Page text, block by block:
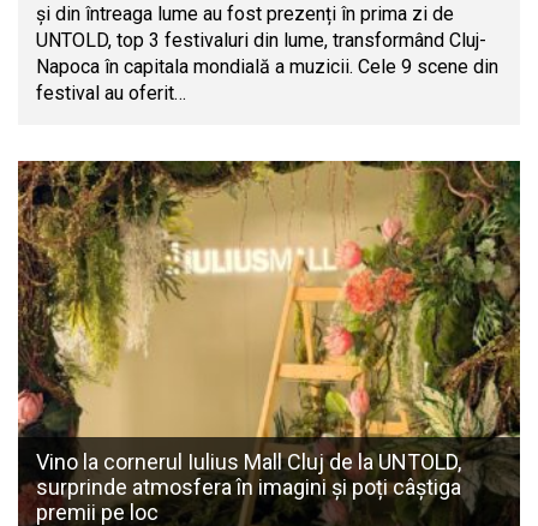
și din întreaga lume au fost prezenți în prima zi de
UNTOLD, top 3 festivaluri din lume, transformând Cluj-
Napoca în capitala mondială a muzicii. Cele 9 scene din
festival au oferit…
Vino la cornerul Iulius Mall Cluj de la UNTOLD,
surprinde atmosfera în imagini și poți câștiga
premii pe loc